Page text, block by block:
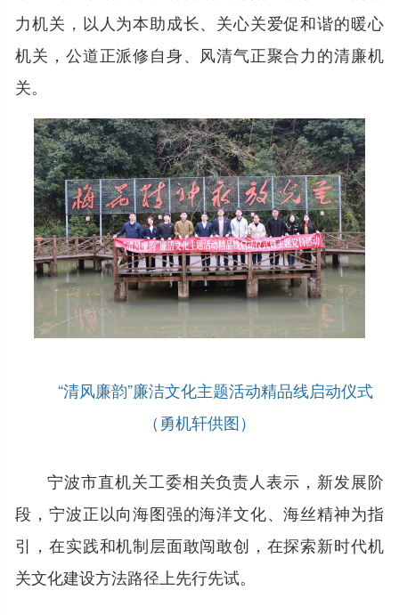
力机关，以人为本助成长、关心关爱促和谐的暖心
机关，公道正派修自身、风清气正聚合力的清廉机
关。
“清风廉韵”廉洁文化主题活动精品线启动仪式
（勇机轩供图）
宁波市直机关工委相关负责人表示，新发展阶
段，宁波正以向海图强的海洋文化、海丝精神为指
引，在实践和机制层面敢闯敢创，在探索新时代机
关文化建设方法路径上先行先试。